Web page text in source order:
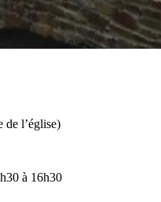
de l’église)
à 16h30